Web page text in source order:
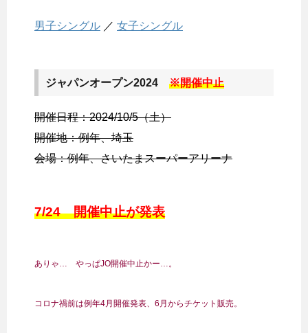
男子シングル ／ 女子シングル
ジャパンオープン2024 ※開催中止
開催日程：2024/10/5（土）
開催地：例年、埼玉
会場：例年、さいたまスーパーアリーナ
7/24 開催中止が発表
ありゃ… やっぱJO開催中止かー…。
コロナ禍前は例年4月開催発表、6月からチケット販売。